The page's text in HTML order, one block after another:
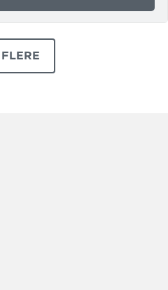
KOLORIT
7.
KLASSE,
BOG